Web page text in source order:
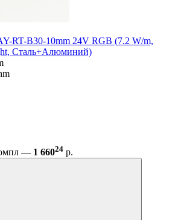
RT-B30-10mm 24V RGB (7.2 W/m,
Сталь+Алюминий)
— 1 66024 р.